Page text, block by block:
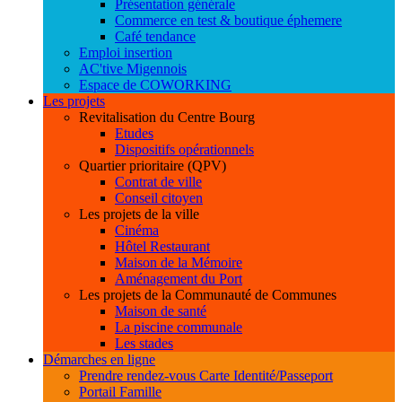
Présentation générale
Commerce en test & boutique éphemere
Café tendance
Emploi insertion
AC'tive Migennois
Espace de COWORKING
Les projets
Revitalisation du Centre Bourg
Etudes
Dispositifs opérationnels
Quartier prioritaire (QPV)
Contrat de ville
Conseil citoyen
Les projets de la ville
Cinéma
Hôtel Restaurant
Maison de la Mémoire
Aménagement du Port
Les projets de la Communauté de Communes
Maison de santé
La piscine communale
Les stades
Démarches en ligne
Prendre rendez-vous Carte Identité/Passeport
Portail Famille